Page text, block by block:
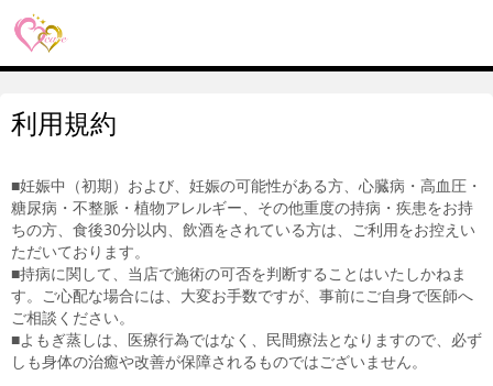
利用規約
■妊娠中（初期）および、妊娠の可能性がある方、心臓病・高血圧・
糖尿病・不整脈・植物アレルギー、その他重度の持病・疾患をお持
ちの方、食後30分以内、飲酒をされている方は、ご利用をお控えい
ただいております。
■持病に関して、当店で施術の可否を判断することはいたしかねま
す。ご心配な場合には、大変お手数ですが、事前にご自身で医師へ
ご相談ください。
■よもぎ蒸しは、医療行為ではなく、民間療法となりますので、必ず
しも身体の治癒や改善が保障されるものではございません。